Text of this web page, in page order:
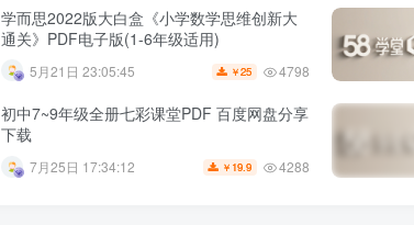
学而思2022版大白盒《小学数学思维创新大
通关》PDF电子版(1-6年级适用)
5月21日 23:05:45 ￥25 4798
初中7~9年级全册七彩课堂PDF 百度网盘分享
下载
7月25日 17:34:12 ￥ 19.9 4288